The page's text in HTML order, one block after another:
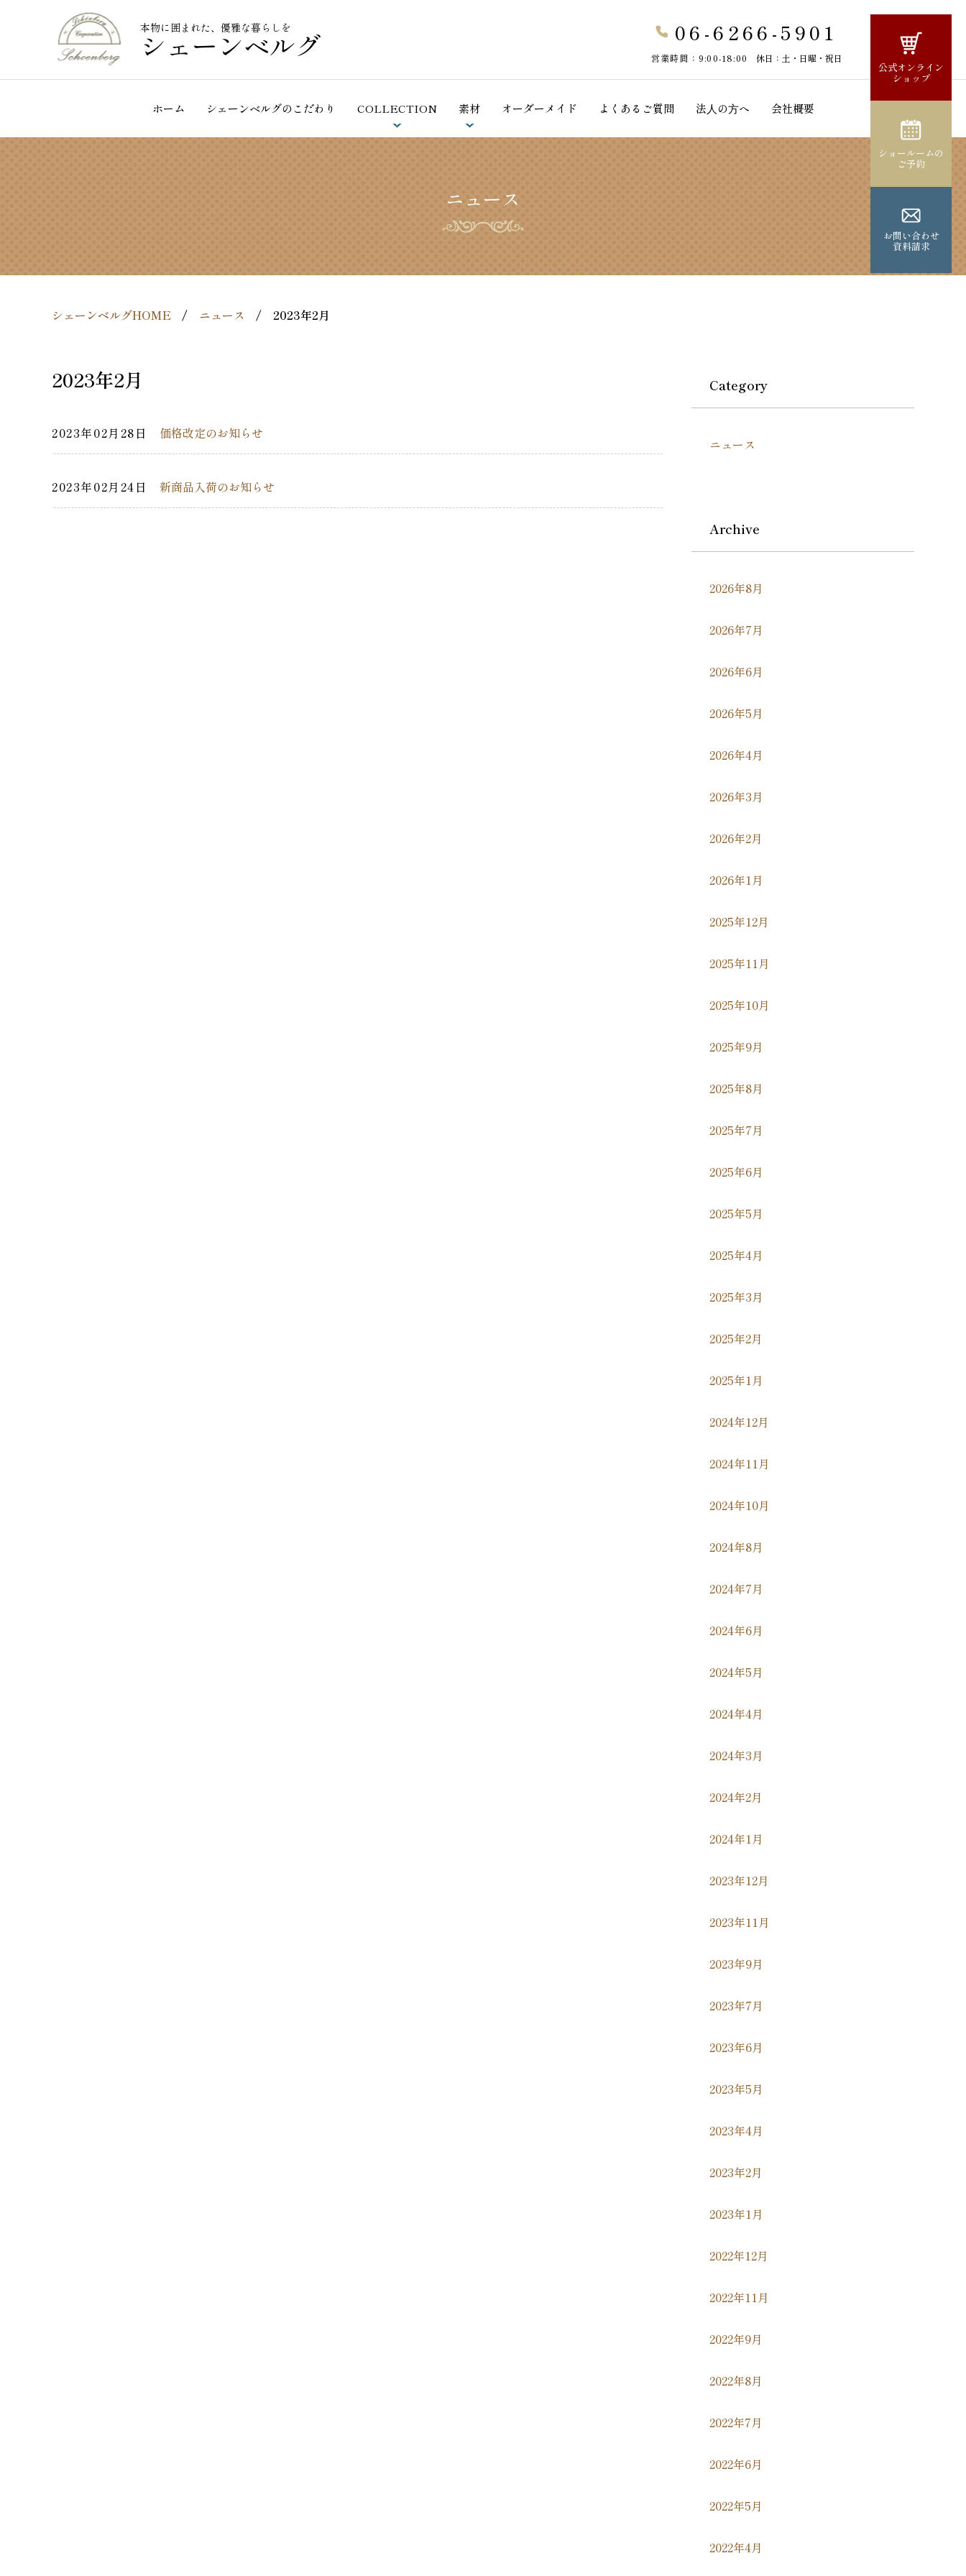
本物に囲まれた、優雅な暮らしを
シェーンベルグ 06-6266-5901
営業時間：9:00-18:00 休日：土・日曜・祝日
シェーンベルグのこだわり
COLLECTION
オーダーメイド
ホーム シェーンベルグのこだわり COLLECTION
合掛ふとん
素材
羽毛（ホワイトグースダウン）
オーダーメイド よくあるご質問 法⼈の⽅へ 会社概要
ニュース
公式オンライン
ショップ
ショールームの
ご予約
お問い合わせ
資料請求
シェーンベルグHOME ニュース 2023年2月
2023年2月
2023年02月28日 価格改定のお知らせ
2023年02月24日 新商品入荷のお知らせ
Category
ニュース
Archive
2026年8月
2026年7月
2026年6月
2026年5月
2026年4月
2026年3月
2026年2月
2026年1月
2025年12月
2025年11月
2025年10月
2025年9月
2025年8月
2025年7月
2025年6月
2025年5月
2025年4月
2025年3月
2025年2月
2025年1月
2024年12月
2024年11月
2024年10月
2024年8月
2024年7月
2024年6月
2024年5月
2024年4月
2024年3月
2024年2月
2024年1月
2023年12月
2023年11月
2023年9月
2023年7月
2023年6月
2023年5月
2023年4月
2023年2月
2023年1月
2022年12月
2022年11月
2022年9月
2022年8月
2022年7月
2022年6月
2022年5月
2022年4月